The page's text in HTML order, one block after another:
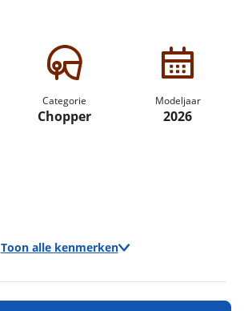
Categorie
Chopper
Modeljaar
2026
Toon alle kenmerken